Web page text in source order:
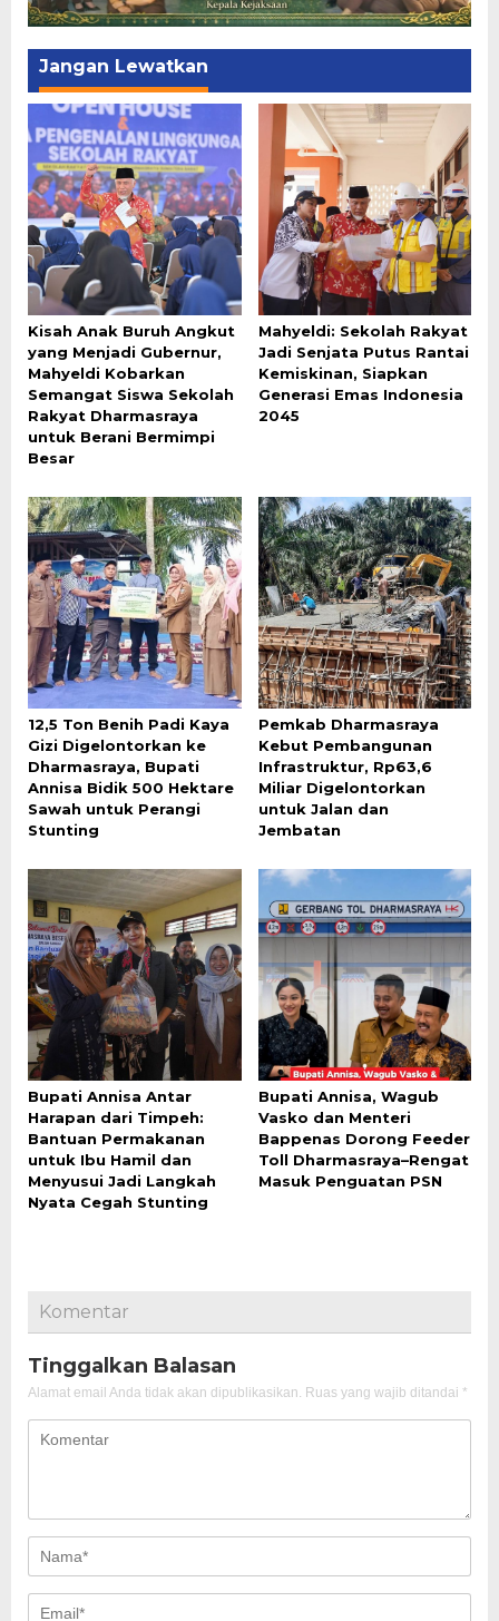
Jangan Lewatkan
Kisah Anak Buruh Angkut
yang Menjadi Gubernur,
Mahyeldi Kobarkan
Semangat Siswa Sekolah
Rakyat Dharmasraya
untuk Berani Bermimpi
Besar
Mahyeldi: Sekolah Rakyat
Jadi Senjata Putus Rantai
Kemiskinan, Siapkan
Generasi Emas Indonesia
2045
12,5 Ton Benih Padi Kaya
Gizi Digelontorkan ke
Dharmasraya, Bupati
Annisa Bidik 500 Hektare
Sawah untuk Perangi
Stunting
Pemkab Dharmasraya
Kebut Pembangunan
Infrastruktur, Rp63,6
Miliar Digelontorkan
untuk Jalan dan
Jembatan
Bupati Annisa Antar
Harapan dari Timpeh:
Bantuan Permakanan
untuk Ibu Hamil dan
Menyusui Jadi Langkah
Nyata Cegah Stunting
Bupati Annisa, Wagub
Vasko dan Menteri
Bappenas Dorong Feeder
Toll Dharmasraya–Rengat
Masuk Penguatan PSN
Komentar
Tinggalkan Balasan
Alamat email Anda tidak akan dipublikasikan. Ruas yang wajib ditandai *